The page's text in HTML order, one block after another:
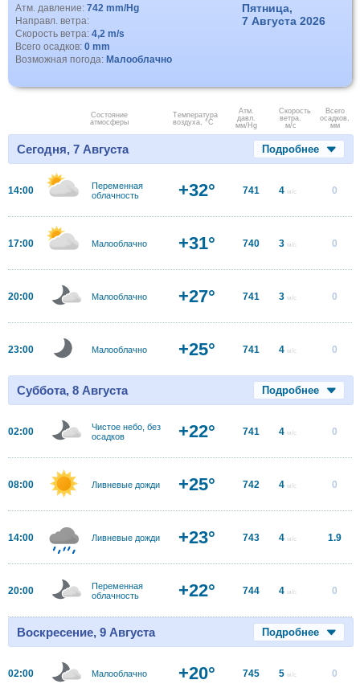
Атм. давление: 742 mm/Hg
Направл. ветра:
Скорость ветра: 4,2 m/s
Всего осадков: 0 mm
Возможная погода: Малооблачно
Пятница,
7 Августа 2026
Состояние
атмосферы
Температура
воздуха, °C
Атм.
давл.
мм/Hg
Скорость
ветра.
м/с
Всего
осадков,
мм
Сегодня, 7 Августа Подробнее
14:00
Переменная
облачность
+32° 741 4 м/с 0
17:00 Малооблачно +31° 740 3 м/с 0
20:00 Малооблачно +27° 741 3 м/с 0
23:00 Малооблачно +25° 741 4 м/с 0
Суббота, 8 Августа Подробнее
02:00
Чистое небо, без
осадков
+22° 741 4 м/с 0
08:00 Ливневые дожди +25° 742 4 м/с 0
14:00 Ливневые дожди +23° 743 4 м/с 1.9
20:00
Переменная
облачность
+22° 744 4 м/с 0
Воскресение, 9 Августа Подробнее
02:00 Малооблачно +20° 745 5 м/с 0